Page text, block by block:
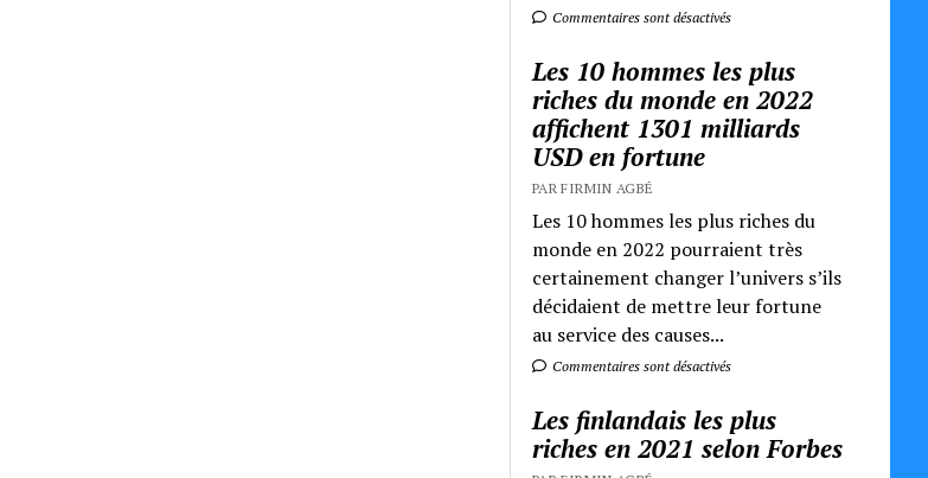
Commentaires sont désactivés
Les 10 hommes les plus
riches du monde en 2022
affichent 1301 milliards
USD en fortune
PAR FIRMIN AGBÉ
Les 10 hommes les plus riches du
monde en 2022 pourraient très
certainement changer l’univers s’ils
décidaient de mettre leur fortune
au service des causes...
Commentaires sont désactivés
Les finlandais les plus
riches en 2021 selon Forbes